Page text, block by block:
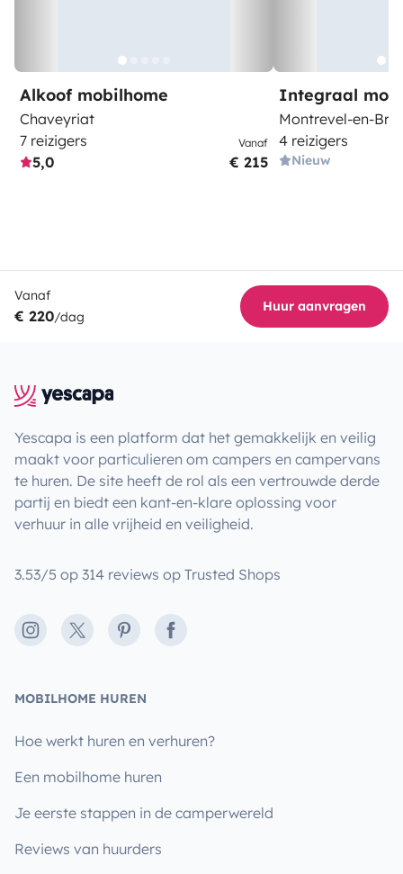
Alkoof mobilhome
Chaveyriat
7 reizigers
5,0
Vanaf
€ 215
Integraal
Montrevel-en-
4 reizigers
Nieuw
Vanaf
€ 220/dag
Huur aanvragen
Yescapa is een platform dat het gemakkelijk en veilig
maakt voor particulieren om campers en campervans
te huren. De site heeft de rol als een vertrouwde derde
partij en biedt een kant-en-klare oplossing voor
verhuur in alle vrijheid en veiligheid.
3.53/5 op 314 reviews op Trusted Shops
Instagram
X PinterestFacebook
MOBILHOME HUREN
Hoe werkt huren en verhuren?
Een mobilhome huren
Je eerste stappen in de camperwereld
Reviews van huurders